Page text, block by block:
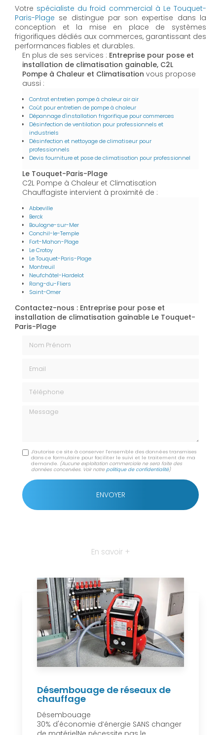
Votre spécialiste du froid commercial à Le Touquet-
Paris-Plage se distingue par son expertise dans la
conception et la mise en place de systèmes
frigorifiques dédiés aux commerces, garantissant des
performances fiables et durables.
En plus de ses services : Entreprise pour pose et
installation de climatisation gainable, C2L
Pompe à Chaleur et Climatisation vous propose
aussi :
Contrat entretien pompe à chaleur air air
Coût pour entretien de pompe à chaleur
Dépannage d'installation frigorifique pour commerces
Désinfection de ventilation pour professionnels et
industriels
Désinfection et nettoyage de climatiseur pour
professionnels
Devis fourniture et pose de climatisation pour professionnel
Le Touquet-Paris-Plage
C2L Pompe à Chaleur et Climatisation
Chauffagiste intervient à proximité de :
Abbeville
Berck
Boulogne-sur-Mer
Conchil-le-Temple
Fort-Mahon-Plage
Le Crotoy
Le Touquet-Paris-Plage
Montreuil
Neufchâtel-Hardelot
Rang-du-Fliers
Saint-Omer
Contactez-nous : Entreprise pour pose et
installation de climatisation gainable Le Touquet-
Paris-Plage
Message
J'autorise ce site à conserver l'ensemble des données transmises
dans ce formulaire pour faciliter le suivi et le traitement de ma
demande. (Aucune exploitation commerciale ne sera faite des
données concervées. Voir notrepolitique de confidentialité)
En savoir +
Désembouage de réseaux de
chauffage
Désembouage
30% d'économie d’énergie SANS changer